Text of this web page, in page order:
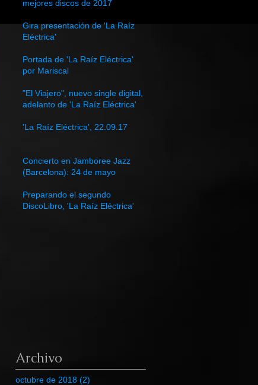
mejores discos de 2017
Gira presentación de 'La Raíz
Eléctrica'
Portada de 'La Raíz Eléctrica'
por Mariscal
"El Viajero", nuevo single digital,
adelanto de 'La Raíz Eléctrica'
'La Raíz Eléctrica', 22.09.17
Concierto en Jamboree Jazz
(Barcelona): 24 de mayo
Preparando el segundo
DiscoLibro, 'La Raíz Eléctrica'
Archivo
octubre de 2018 (2)